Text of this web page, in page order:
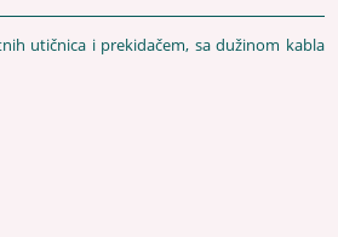
utičnica i prekidačem, sa dužinom kabla